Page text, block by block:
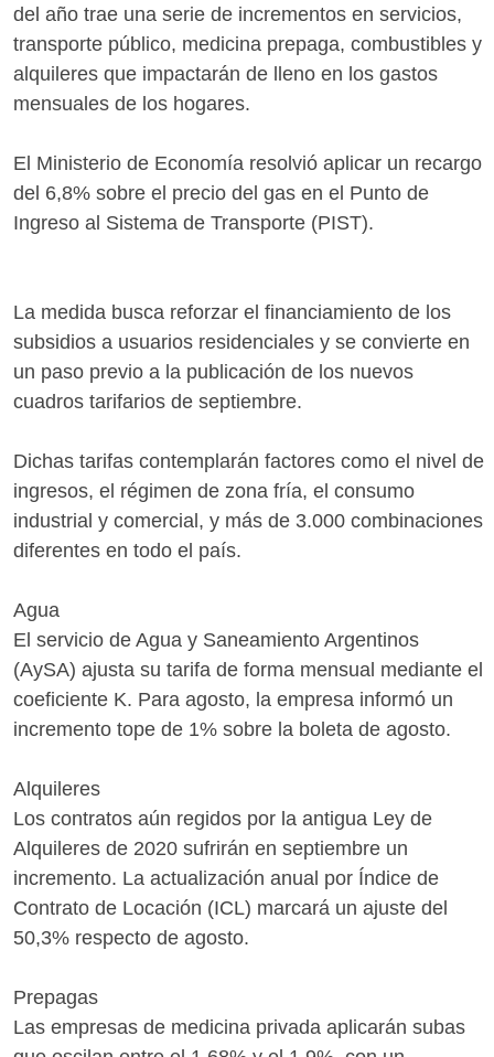
del año trae una serie de incrementos en servicios,
transporte público, medicina prepaga, combustibles y
alquileres que impactarán de lleno en los gastos
mensuales de los hogares.
El Ministerio de Economía resolvió aplicar un recargo
del 6,8% sobre el precio del gas en el Punto de
Ingreso al Sistema de Transporte (PIST).
La medida busca reforzar el financiamiento de los
subsidios a usuarios residenciales y se convierte en
un paso previo a la publicación de los nuevos
cuadros tarifarios de septiembre.
Dichas tarifas contemplarán factores como el nivel de
ingresos, el régimen de zona fría, el consumo
industrial y comercial, y más de 3.000 combinaciones
diferentes en todo el país.
Agua
El servicio de Agua y Saneamiento Argentinos
(AySA) ajusta su tarifa de forma mensual mediante el
coeficiente K. Para agosto, la empresa informó un
incremento tope de 1% sobre la boleta de agosto.
Alquileres
Los contratos aún regidos por la antigua Ley de
Alquileres de 2020 sufrirán en septiembre un
incremento. La actualización anual por Índice de
Contrato de Locación (ICL) marcará un ajuste del
50,3% respecto de agosto.
Prepagas
Las empresas de medicina privada aplicarán subas